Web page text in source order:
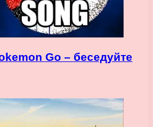
Go – беседуйте